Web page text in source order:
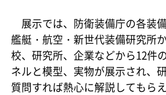
展示では、防衛装備庁の各装
艦艇・航空・新世代装備研究所
校、研究所、企業などから12件
ネルと模型、実物が展示され、
質問すれば熱心に解説してもらえ